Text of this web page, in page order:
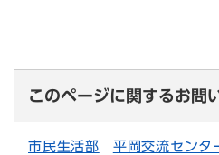
このページに関するお問
市民生活部 平岡交流センタ